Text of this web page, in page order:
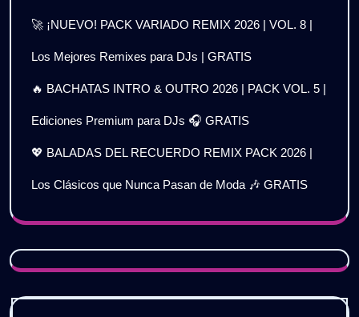
🚀 ¡NUEVO! PACK VARIADO REMIX 2026 | VOL. 8 |
Los Mejores Remixes para DJs | GRATIS
🔥 BACHATAS INTRO & OUTRO 2026 | PACK VOL. 5 |
Ediciones Premium para DJs 🎧 GRATIS
💖 BALADAS DEL RECUERDO REMIX PACK 2026 |
Los Clásicos que Nunca Pasan de Moda 🎶 GRATIS